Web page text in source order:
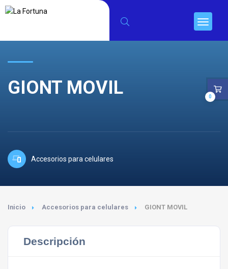
GIONT MOVIL
Accesorios para celulares
Inicio Accesorios para celulares GIONT MOVIL
Descripción
0